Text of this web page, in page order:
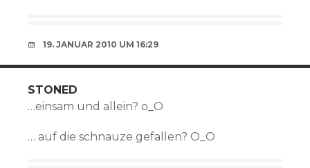
19. JANUAR 2010 UM 16:29
STONED
…einsam und allein? o_O
… auf die schnauze gefallen? O_O